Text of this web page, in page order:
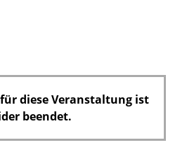
diese Veranstaltung ist
beendet.